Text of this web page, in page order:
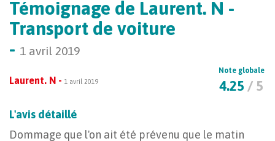
Témoignage de Laurent. N -
Transport de voiture
- 1 avril 2019
Laurent. N - 1 avril 2019
Note globale
4.25 / 5
L'avis détaillé
Dommage que l'on ait été prévenu que le matin